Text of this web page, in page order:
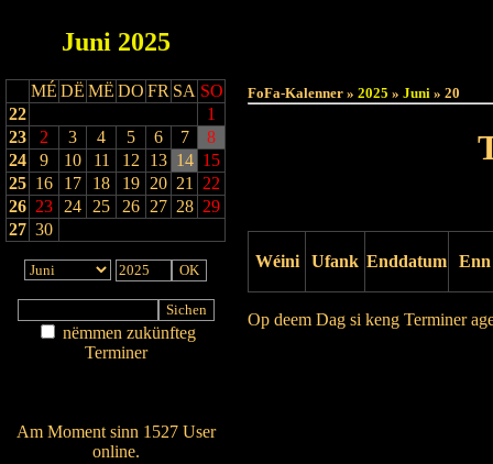
Juni 2025
MÉ DË MË DO FR SA SO
22
1
23
2 3 4 5 6 7
8
24
9 10 11 12 13 14 15
25 16 17 18 19 20 21
22
26 23 24 25 26 27 28 29
27 30
nëmmen zukünfteg
Terminer
Am Moment sinn 1527 User
online.
FoFa-Kalenner » 2025 » Juni » 20
Wéini Ufank Enddatum Enn
Op deem Dag si keng Terminer